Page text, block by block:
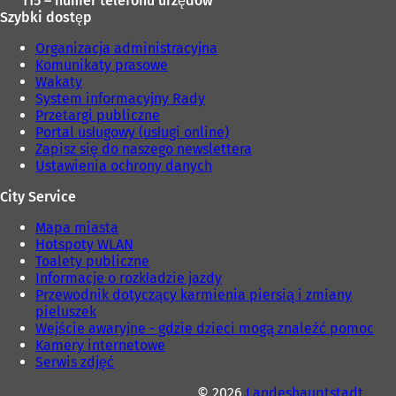
Szybki dostęp
Organizacja administracyjna
Komunikaty prasowe
Wakaty
System informacyjny Rady
Przetargi publiczne
Portal usługowy (usługi online)
Zapisz się do naszego newslettera
Ustawienia ochrony danych
City Service
Mapa miasta
Hotspoty WLAN
Toalety publiczne
Informacje o rozkładzie jazdy
Przewodnik dotyczący karmienia piersią i zmiany
pieluszek
Wejście awaryjne - gdzie dzieci mogą znaleźć pomoc
Kamery internetowe
Serwis zdjęć